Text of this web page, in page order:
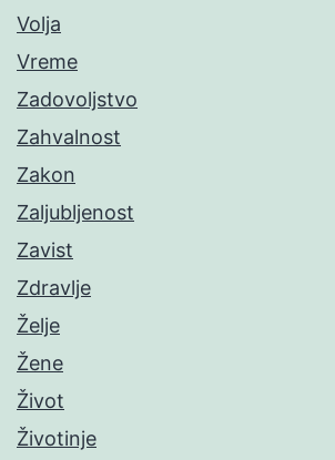
Volja
Vreme
Zadovoljstvo
Zahvalnost
Zakon
Zaljubljenost
Zavist
Zdravlje
Želje
Žene
Život
Životinje